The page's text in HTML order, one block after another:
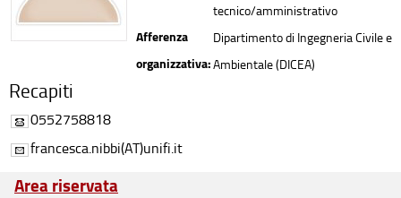
tecnico/amministrativo
Afferenza
organizzativa:
Dipartimento di Ingegneria Civile e
Ambientale (DICEA)
Recapiti
0552758818
francesca.nibbi(AT)unifi.it
Area riservata